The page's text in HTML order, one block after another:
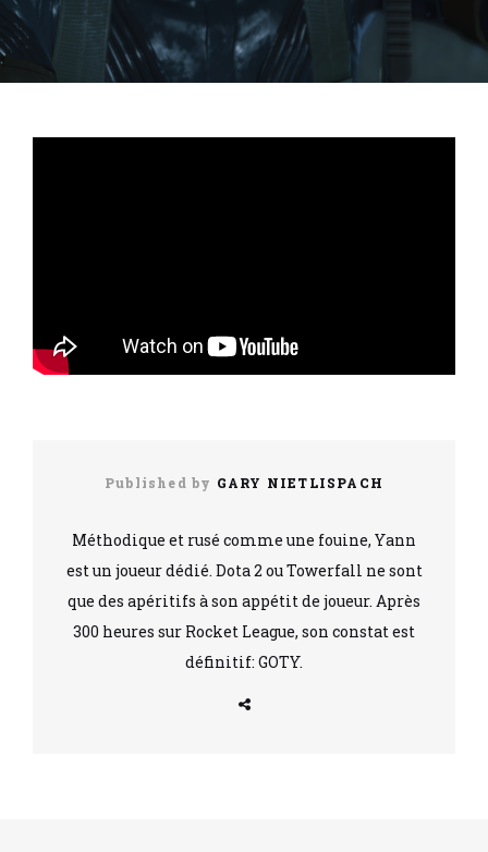
Published by GARY NIETLISPACH
Méthodique et rusé comme une fouine, Yann
est un joueur dédié. Dota 2 ou Towerfall ne sont
que des apéritifs à son appétit de joueur. Après
300 heures sur Rocket League, son constat est
définitif: GOTY.